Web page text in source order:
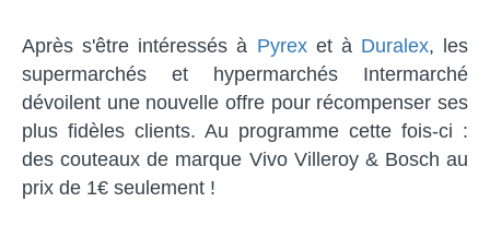
Après s'être intéressés à Pyrexet à Duralex, les
supermarchés et hypermarchés Intermarché
dévoilent une nouvelle offre pour récompenser ses
plus fidèles clients. Au programme cette fois-ci :
des couteaux de marque Vivo Villeroy & Bosch au
prix de 1€ seulement !